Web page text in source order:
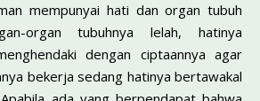
mempunyai hati dan organ tubuh
organ tubuhnya lelah, hatinya
dengan ciptaannya agar
bekerja sedang hatinya bertawakal